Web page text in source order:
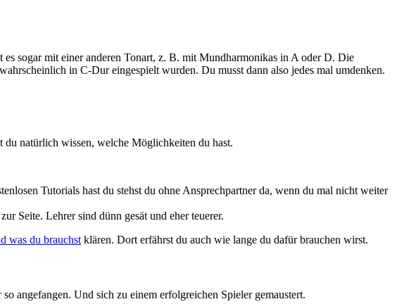
es sogar mit einer anderen Tonart, z. B. mit Mundharmonikas in A oder D. Die
in C-Dur eingespielt wurden. Du musst dann also jedes mal umdenken.
natürlich wissen, welche Möglichkeiten du hast.
Tutorials hast du stehst du ohne Ansprechpartner da, wenn du mal nicht weiter
Seite. Lehrer sind dünn gesät und eher teuerer.
was du brauchst klären. Dort erfährst du auch wie lange du dafür brauchen wirst.
angefangen. Und sich zu einem erfolgreichen Spieler gemaustert.